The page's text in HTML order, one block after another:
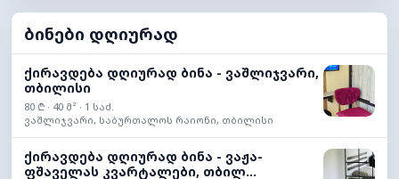
ბინები დღიურად
ქირავდება დღიურად ბინა - ვაშლიჯვარი,
თბილისი
80 ₾ · 40 მ² · 1 საძ.
ვაშლიჯვარი, საბურთალოს რაიონი, თბილისი
ქირავდება დღიურად ბინა - ვაჟა-
ფშაველას კვარტალები, თბილ...